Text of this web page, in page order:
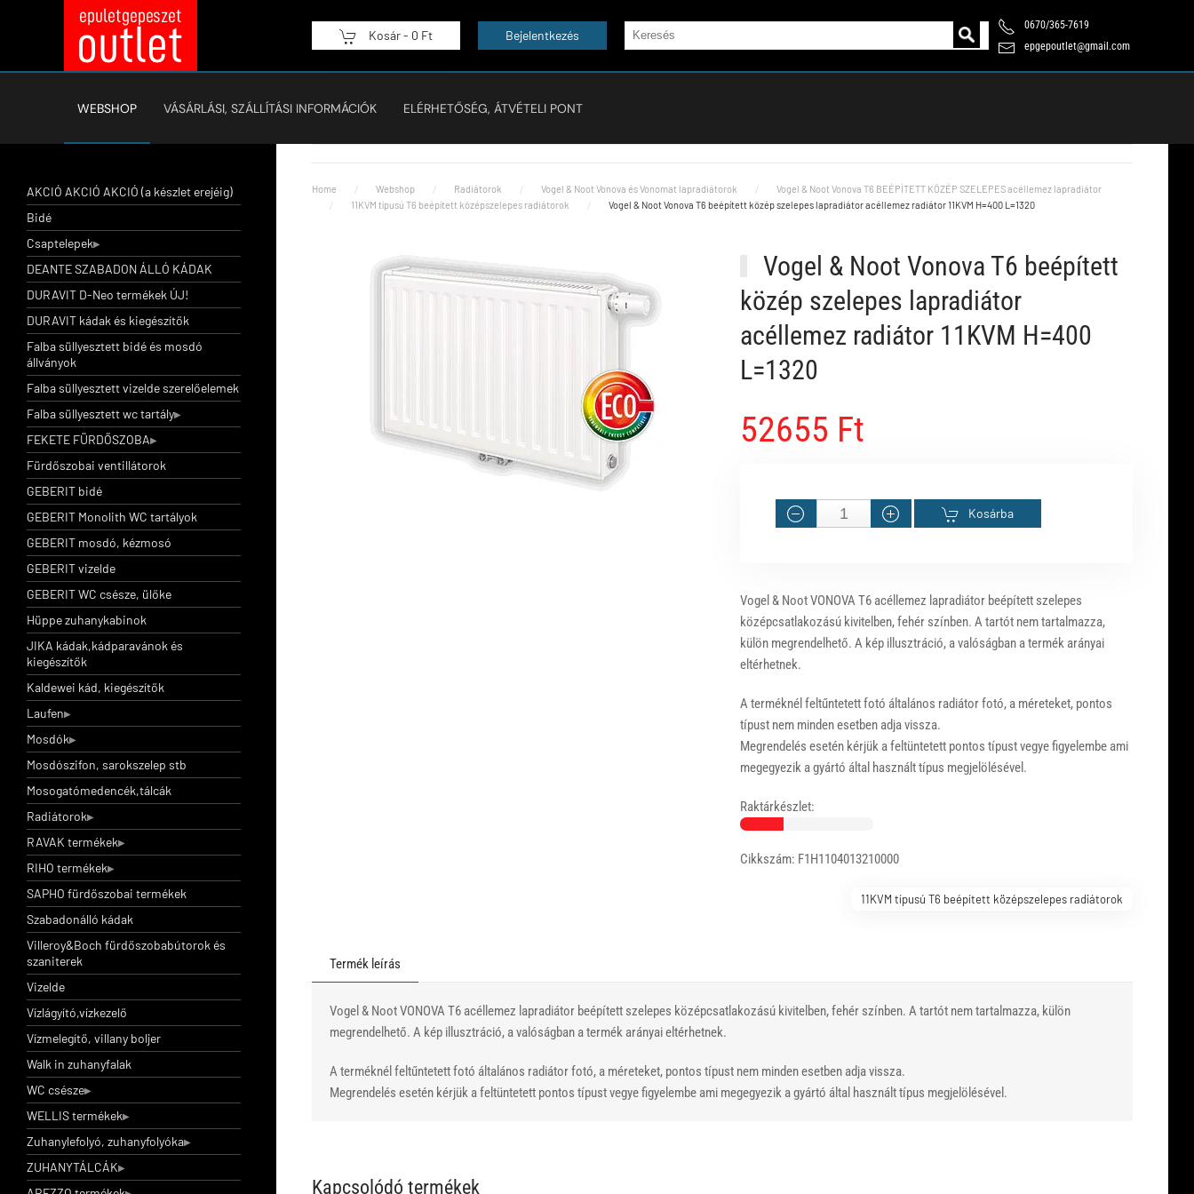
Fő tartalom átugrása Kosár - 0 Ft Bejelentkezés
0670/365-7619
epgepoutlet@gmail.com
WEBSHOP VÁSÁRLÁSI, SZÁLLÍTÁSI INFORMÁCIÓK ELÉRHETŐSÉG, ÁTVÉTELI PONT
Home Webshop Radiátorok Vogel & Noot Vonova és Vonomat lapradiátorok
Vogel & Noot Vonova T6 BEÉPÍTETT KÖZÉP SZELEPES acéllemez lapradiátor
11KVM típusú T6 beépített középszelepes radiátorok
Vogel & Noot Vonova T6 beépített közép szelepes lapradiátor acéllemez radiátor 11KVM H=400 L=1320
Vogel & Noot Vonova T6 beépített
közép szelepes lapradiátor
acéllemez radiátor 11KVM H=400
L=1320
52655 Ft
Kosárba
Vogel & Noot VONOVA T6 acéllemez lapradiátor beépített szelepes
középcsatlakozású kivitelben, fehér színben. A tartót nem tartalmazza,
külön megrendelhető. A kép illusztráció, a valóságban a termék arányai
eltérhetnek.
A terméknél feltűntetett fotó általános radiátor fotó, a méreteket, pontos
típust nem minden esetben adja vissza.
Megrendelés esetén kérjük a feltüntetett pontos típust vegye figyelembe ami
megegyezik a gyártó által használt típus megjelölésével.
Raktárkészlet:
Cikkszám: F1H1104013210000
11KVM típusú T6 beépített középszelepes radiátorok
Termék leírás
Vogel & Noot VONOVA T6 acéllemez lapradiátor beépített szelepes középcsatlakozású kivitelben, fehér színben. A tartót nem tartalmazza, külön
megrendelhető. A kép illusztráció, a valóságban a termék arányai eltérhetnek.
A terméknél feltűntetett fotó általános radiátor fotó, a méreteket, pontos típust nem minden esetben adja vissza.
Megrendelés esetén kérjük a feltüntetett pontos típust vegye figyelembe ami megegyezik a gyártó által használt típus megjelölésével.
Kapcsolódó termékek
AKCIÓ AKCIÓ AKCIÓ (a készlet erejéig)
Bidé
Csaptelepek
DEANTE SZABADON ÁLLÓ KÁDAK
DURAVIT D-Neo termékek ÚJ!
DURAVIT kádak és kiegészítők
Falba süllyesztett bidé és mosdó
állványok
Falba süllyesztett vizelde szerelőelemek
Falba süllyesztett wc tartály
FEKETE FÜRDŐSZOBA
Fürdőszobai ventillátorok
GEBERIT bidé
GEBERIT Monolith WC tartályok
GEBERIT mosdó, kézmosó
GEBERIT vizelde
GEBERIT WC csésze, ülőke
Hüppe zuhanykabinok
JIKA kádak,kádparavánok és
kiegészítők
Kaldewei kád, kiegészítők
Laufen
Mosdók
Mosdószifon, sarokszelep stb
Mosogatómedencék,tálcák
Radiátorok
RAVAK termékek
RIHO termékek
SAPHO fürdőszobai termékek
Szabadonálló kádak
Villeroy&Boch fürdőszobabútorok és
szaniterek
Vizelde
Vízlágyító,vízkezelő
Vízmelegítő, villany boljer
Walk in zuhanyfalak
WC csésze
WELLIS termékek
Zuhanylefolyó, zuhanyfolyóka
ZUHANYTÁLCÁK